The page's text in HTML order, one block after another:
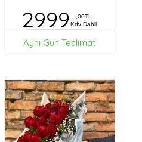
2999
,00TL
Kdv Dahil
Aynı Gün Teslimat